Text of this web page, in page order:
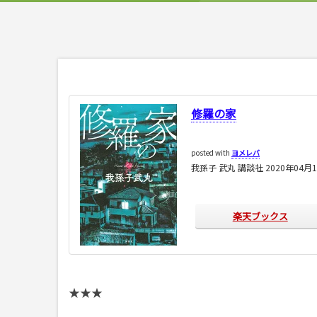
修羅の家
posted with ヨメレバ
我孫子 武丸 講談社 2020年04月
楽天ブックス
★★★